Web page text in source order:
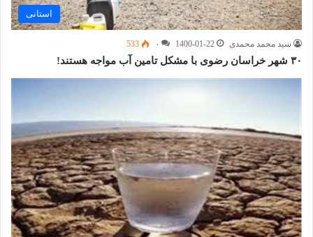
استانی
سید محمد محمدی 1400-01-22 ۰ 533
۳۰ شهر خراسان رضوی با مشکل تامین آب مواجه هستند!